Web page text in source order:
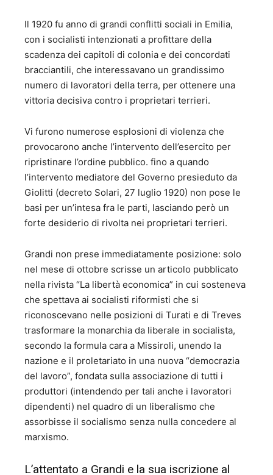
Il 1920 fu anno di grandi conflitti sociali in Emilia,
con i socialisti intenzionati a profittare della
scadenza dei capitoli di colonia e dei concordati
bracciantili, che interessavano un grandissimo
numero di lavoratori della terra, per ottenere una
vittoria decisiva contro i proprietari terrieri.
Vi furono numerose esplosioni di violenza che
provocarono anche l’intervento dell’esercito per
ripristinare l’ordine pubblico. fino a quando
l’intervento mediatore del Governo presieduto da
Giolitti (decreto Solari, 27 luglio 1920) non pose le
basi per un’intesa fra le parti, lasciando però un
forte desiderio di rivolta nei proprietari terrieri.
Grandi non prese immediatamente posizione: solo
nel mese di ottobre scrisse un articolo pubblicato
nella rivista “La libertà economica” in cui sosteneva
che spettava ai socialisti riformisti che si
riconoscevano nelle posizioni di Turati e di Treves
trasformare la monarchia da liberale in socialista,
secondo la formula cara a Missiroli, unendo la
nazione e il proletariato in una nuova “democrazia
del lavoro”, fondata sulla associazione di tutti i
produttori (intendendo per tali anche i lavoratori
dipendenti) nel quadro di un liberalismo che
assorbisse il socialismo senza nulla concedere al
marxismo.
L’attentato a Grandi e la sua iscrizione al